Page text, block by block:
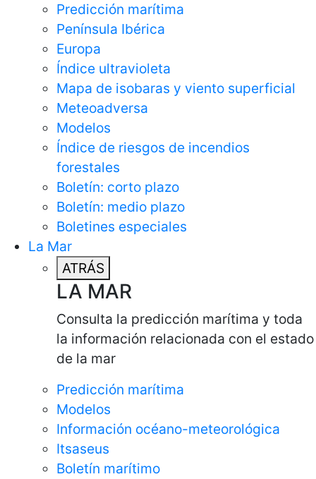
Predicción marítima
Península Ibérica
Europa
Índice ultravioleta
Mapa de isobaras y viento superficial
Meteoadversa
Modelos
Índice de riesgos de incendios
forestales
Boletín: corto plazo
Boletín: medio plazo
Boletines especiales
La Mar
ATRÁS
LA MAR
Consulta la predicción marítima y toda
la información relacionada con el estado
de la mar
Predicción marítima
Modelos
Información océano-meteorológica
Itsaseus
Boletín marítimo